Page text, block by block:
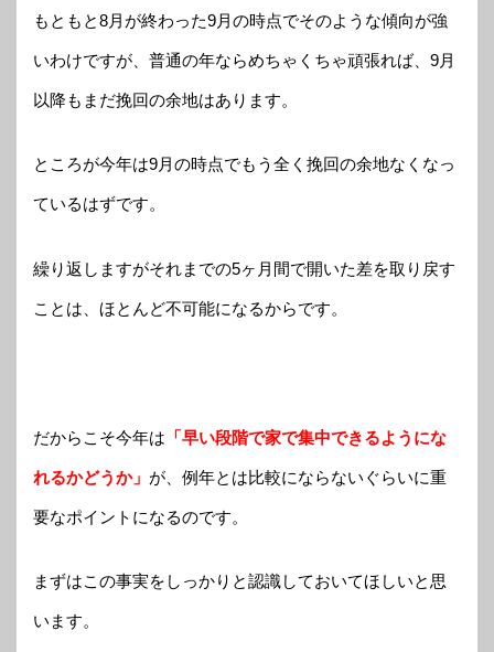
もともと8月が終わった9月の時点でそのような傾向が強
いわけですが、普通の年ならめちゃくちゃ頑張れば、9月
以降もまだ挽回の余地はあります。
ところが今年は9月の時点でもう全く挽回の余地なくなっ
ているはずです。
繰り返しますがそれまでの5ヶ月間で開いた差を取り戻す
ことは、ほとんど不可能になるからです。
だからこそ今年は 「早い段階で家で集中できるようにな
れるかどうか」 が、例年とは比較にならないぐらいに重
要なポイントになるのです。
まずはこの事実をしっかりと認識しておいてほしいと思
います。